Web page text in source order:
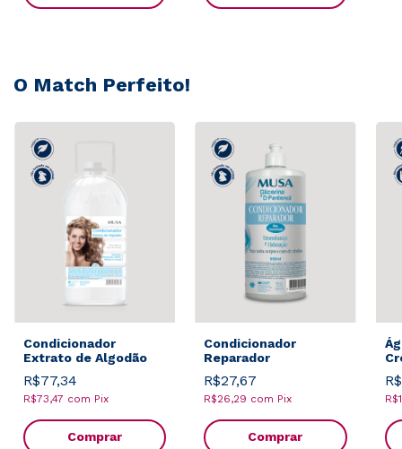
O Match Perfeito!
Condicionador
Extrato de Algodão
R$77,34
R$73,47 com Pix
Comprar
Condicionador
Reparador
R$27,67
R$26,29 com Pix
Comprar